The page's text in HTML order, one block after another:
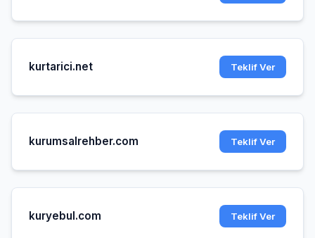
kurtarici.net Teklif Ver
kurumsalrehber.com Teklif Ver
kuryebul.com Teklif Ver